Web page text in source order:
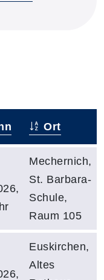
Ort
Mechernich,
St. Barbara-
Schule,
Raum 105
Euskirchen,
Altes